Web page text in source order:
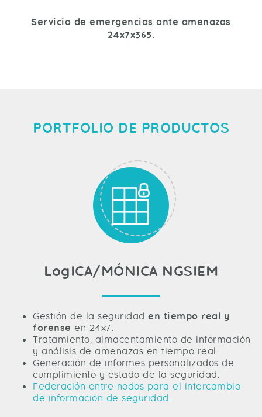
Servicio de emergencias ante amenazas
24x7x365.
PORTFOLIO DE PRODUCTOS
LogICA/MÓNICA NGSIEM
Gestión de la seguridad en tiempo real y
forense en 24x7.
Tratamiento, almacentamiento de información
y análisis de amenazas en tiempo real.
Generación de informes personalizados de
cumplimiento y estado de la seguridad.
Federación entre nodos para el intercambio
de información de seguridad.